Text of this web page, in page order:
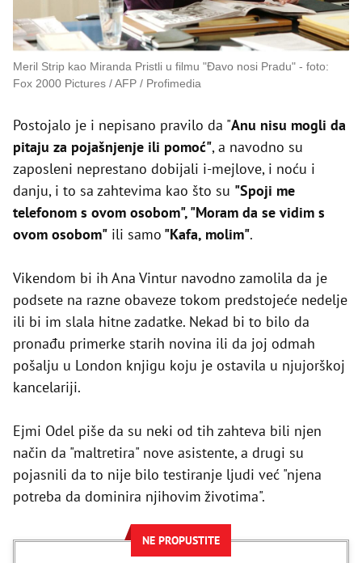
Meril Strip kao Miranda Pristli u filmu "Đavo nosi Pradu"
foto:
Fox 2000 Pictures / AFP / Profimedia
Postojalo je i nepisano pravilo da "Anu nisu mogli da
pitaju za pojašnjenje ili pomoć", a navodno su
zaposleni neprestano dobijali i-mejlove, i noću i
danju, i to sa zahtevima kao što su "Spoji me
telefonom s ovom osobom", "Moram da se vidim s
ovom osobom" ili samo "Kafa, molim".
Vikendom bi ih Ana Vintur navodno zamolila da je
podsete na razne obaveze tokom predstojeće nedelje
ili bi im slala hitne zadatke. Nekad bi to bilo da
pronađu primerke starih novina ili da joj odmah
pošalju u London knjigu koju je ostavila u njujorškoj
kancelariji.
Ejmi Odel piše da su neki od tih zahteva bili njen
način da "maltretira" nove asistente, a drugi su
pojasnili da to nije bilo testiranje ljudi već "njena
potreba da dominira njihovim životima".
NE PROPUSTITE